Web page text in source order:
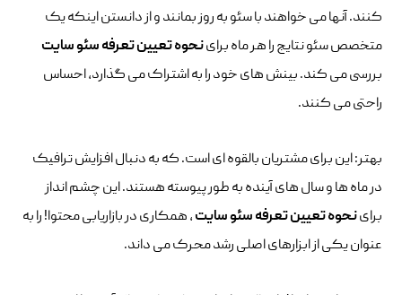
کنند. آنها می خواهند با سئو به روز بمانند و از دانستن اینکه یک
متخصص سئو نتایج را هر ماه براینحوهتعیین تعرفه سئو سایت
بررسی می کند. بینش های خود را به اشتراک می گذارد، احساس
راحتی می کنند.
بهتر: این برای مشتریان بالقوه ای است. که به دنبال افزایش ترافیک
در ماه ها و سال های آینده به طور پیوسته هستند. این چشم انداز
براینحوهتعیین تعرفه سئو سایت، همکاری در بازاریابی محتوا! را به
عنوان یکی از ابزارهای اصلی رشد محرک می داند.